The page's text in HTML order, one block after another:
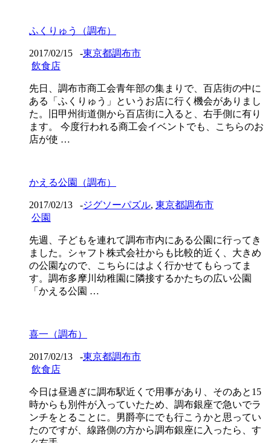
ふくりゅう（調布）
2017/02/15 -東京都調布市
飲食店
先日、調布市商工会青年部の集まりで、百店街の中に
ある「ふくりゅう」というお店に行く機会がありまし
た。旧甲州街道側から百店街に入ると、右手側に有り
ます。 今度行われる商工会イベントでも、こちらのお
店が使 …
かえる公園（調布）
2017/02/13 -ジグソーパズル, 東京都調布市
公園
先週、子どもを連れて調布市内にある公園に行ってき
ました。シャフト株式会社からも比較的近く、大きめ
の公園なので、こちらにはよく行かせてもらってま
す。調布多摩川幼稚園に隣接するかたちの広い公園
「かえる公園 …
喜一（調布）
2017/02/13 -東京都調布市
飲食店
今日は昼過ぎに調布駅近くで用事があり、そのあと15
時からも別件が入っていたため、調布銀座で急いでラ
ンチをとることに。男爵亭にでも行こうかと思ってい
たのですが、線路側の方から調布銀座に入ったら、す